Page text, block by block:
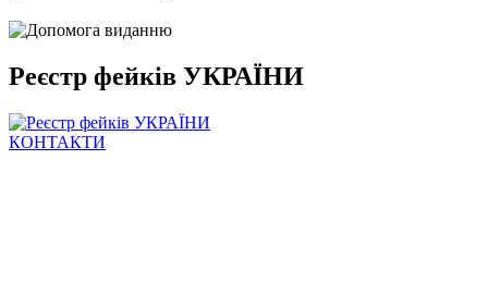
Реєстр фейків УКРАЇНИ
КОНТАКТИ